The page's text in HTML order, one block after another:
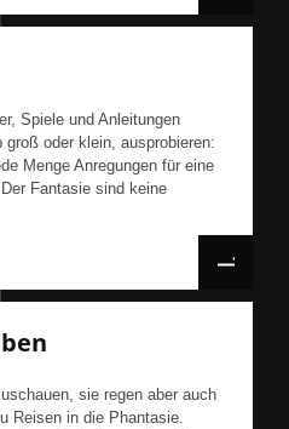
Spiele und Anleitungen
oder klein, ausprobieren:
Menge Anregungen für eine
Fantasie sind keine
sie regen aber auch
Reisen in die Phantasie.